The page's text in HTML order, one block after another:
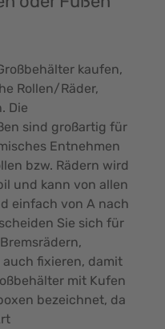
kaufen,
Rollen/Räder,
Die
sind großartig für
Entnehmen
bzw. Rädern wird
und kann von allen
einfach von A nach
Sie sich für
auch fixieren, damit
mit Kufen
bezeichnet, da